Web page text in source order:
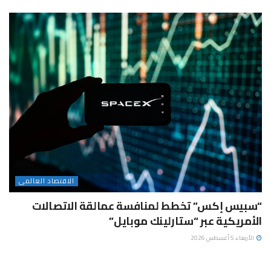
الاقتصاد العالمى
“سبيس إكس” تخطط لمنافسة عمالقة الاتصالات
الأمريكية عبر “ستارلينك موبايل”
الأربعاء 5 أغسطس 2026